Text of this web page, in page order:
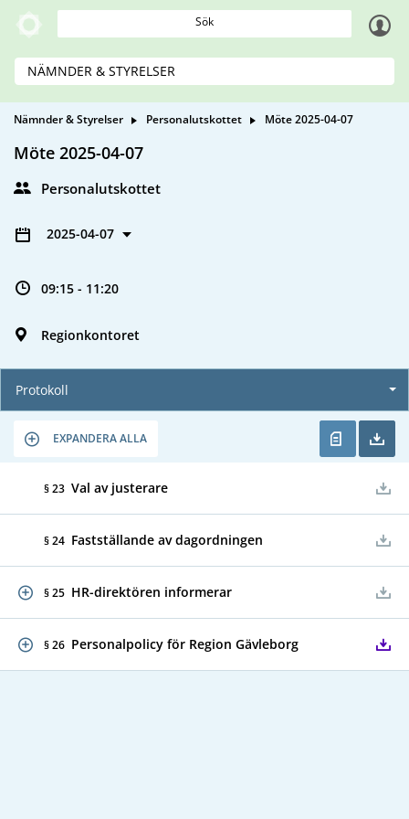
Sök
NÄMNDER & STYRELSER
Nämnder & Styrelser Personalutskottet Möte 2025-04-07
Möte 2025-04-07
Personalutskottet
2025-04-07
09:15 - 11:20
Regionkontoret
Protokoll
EXPANDERA ALLA
§ 23 Val av justerare
§ 24 Fastställande av dagordningen
§ 25 HR-direktören informerar
§ 26 Personalpolicy för Region Gävleborg